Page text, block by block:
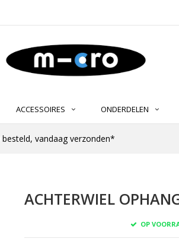
ACCESSOIRES ONDERDELEN
vandaag verzonden*
ACHTERWIEL
OP